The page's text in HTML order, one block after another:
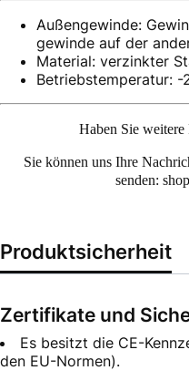
Außengewinde:
gewinde auf der
Material: verzinkter
Betriebstemperatur: -
Haben Sie weitere
Sie können uns Ihre
senden:
Produktsicherheit
Zertifikate und
Es besitzt die CE-
den EU-Normen).